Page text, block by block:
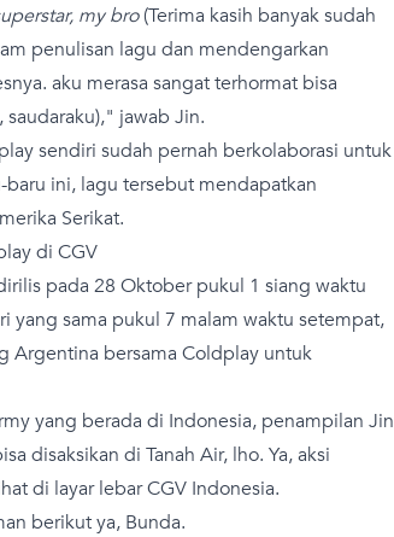
my bro(Terima kasih banyak sudah
penulisan lagu dan mendengarkan
aku merasa sangat terhormat bisa
jawab Jin.
sendiri sudah pernah berkolaborasi untuk
ini, lagu tersebut mendapatkan
Serikat.
di CGV
pada 28 Oktober pukul 1 siang waktu
yang sama pukul 7 malam waktu setempat,
Argentina bersama Coldplay untuk
yang berada di Indonesia, penampilan Jin
disaksikan di Tanah Air, lho. Ya, aksi
di layar lebar CGV Indonesia.
berikut ya, Bunda.